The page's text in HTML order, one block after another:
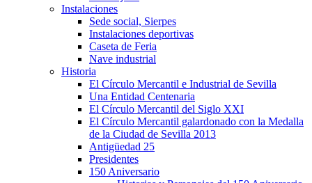
Instalaciones
Sede social, Sierpes
Instalaciones deportivas
Caseta de Feria
Nave industrial
Historia
El Círculo Mercantil e Industrial de Sevilla
Una Entidad Centenaria
El Círculo Mercantil del Siglo XXI
El Círculo Mercantil galardonado con la Medalla
de la Ciudad de Sevilla 2013
Antigüedad 25
Presidentes
150 Aniversario